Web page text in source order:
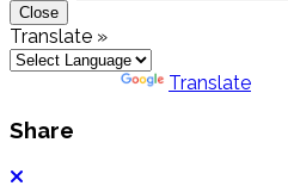
Close
Translate »
Translate
Share